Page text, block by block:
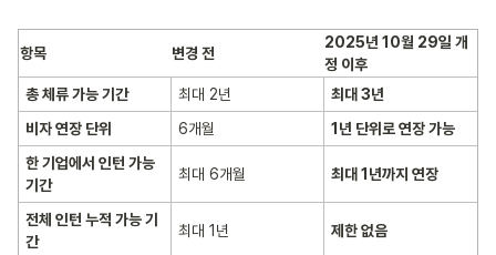
항목 변경 전
2025년 10월 29일 개
정 이후
총 체류 가능 기간
최대 2년
최대 3년
비자 연장 단위
6개월
1년 단위로 연장 가능
한 기업에서 인턴 가능
기간
최대 6개월 최대 1년까지 연장
전체 인턴 누적 가능 기
간
최대 1년 제한 없음